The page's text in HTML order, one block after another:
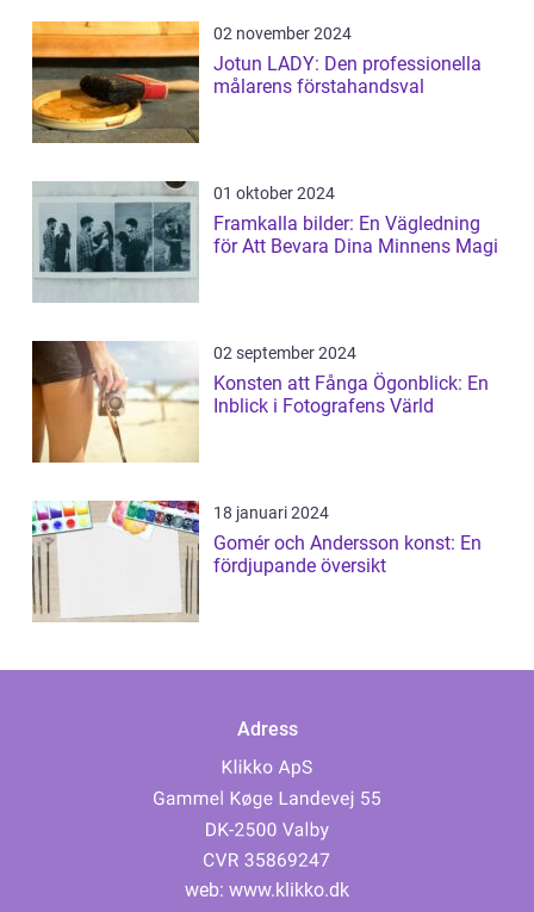
02 november 2024
Jotun LADY: Den professionella
målarens förstahandsval
01 oktober 2024
Framkalla bilder: En Vägledning
för Att Bevara Dina Minnens Magi
02 september 2024
Konsten att Fånga Ögonblick: En
Inblick i Fotografens Värld
18 januari 2024
Gomér och Andersson konst: En
fördjupande översikt
Adress
web: www.klikko.dk